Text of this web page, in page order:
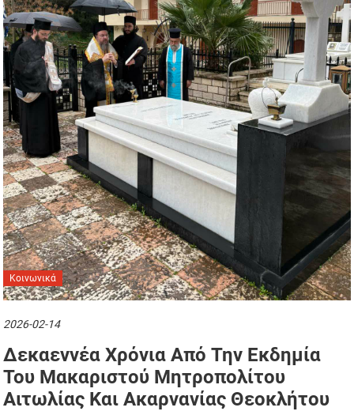
Κοινωνικά
2026-02-14
Δεκαεννέα Χρόνια Από Την Εκδημία
Του Μακαριστού Μητροπολίτου
Αιτωλίας Και Ακαρνανίας Θεοκλήτου